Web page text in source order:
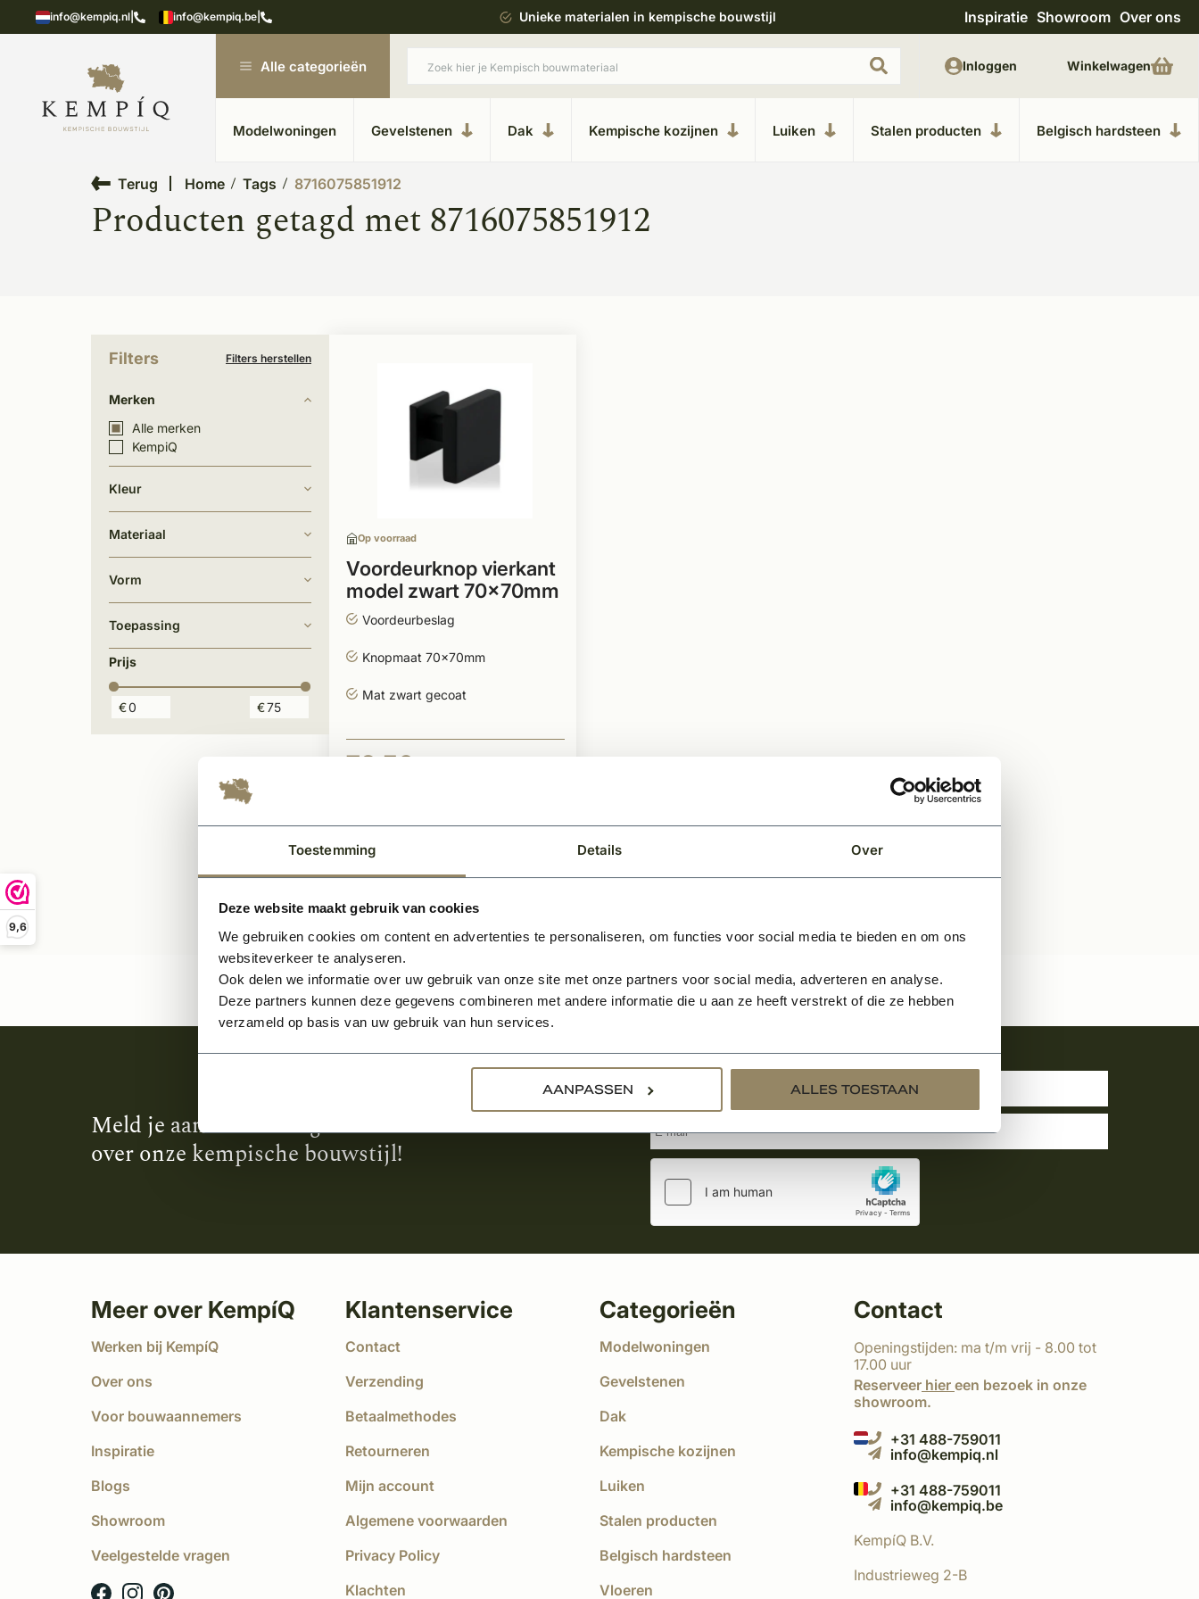
Toestemming Details Over
Deze website maakt gebruik van cookies
We gebruiken cookies om content en advertenties te personaliseren, om functies voor social media te bieden en om ons
websiteverkeer te analyseren.
Ook delen we informatie over uw gebruik van onze site met onze partners voor social media, adverteren en analyse.
Deze partners kunnen deze gegevens combineren met andere informatie die u aan ze heeft verstrekt of die ze hebben
verzameld op basis van uw gebruik van hun services.
AANPASSEN ALLES TOESTAAN
9,6
info@kempiq.nl info@kempiq.be
20 jaar ervaring Uitgebreide showroom in Kesteren Unieke materialen in kempische bouwstijl Meer dan 20 jaar ervaring
Inspiratie Showroom Over ons
Alle categorieën
Modelwoningen Gevelstenen Dak Kempische kozijnen Luiken Stalen producten Belgisch hardsteen
Inloggen Winkelwagen
Terug Home Tags 8716075851912
Producten getagd met 8716075851912
Filters Filters herstellen
Merken
Alle merken
KempiQ
Kleur
Materiaal
Vorm
Toepassing
Prijs
€ €
Op voorraad
Voordeurknop vierkant
model zwart 70x70mm
Voordeurbeslag
Knopmaat 70x70mm
Mat zwart gecoat
73,50
Meld je aan en ontvang het laatste nieuws
over onze kempische bouwstijl!
Aanmelden voor de nieuwsbrief
Meer over KempíQ
Werken bij KempíQ
Over ons
Voor bouwaannemers
Inspiratie
Blogs
Showroom
Veelgestelde vragen
Klantenservice
Contact
Verzending
Betaalmethodes
Retourneren
Mijn account
Algemene voorwaarden
Privacy Policy
Klachten
Categorieën
Modelwoningen
Gevelstenen
Dak
Kempische kozijnen
Luiken
Stalen producten
Belgisch hardsteen
Vloeren
Contact
Openingstijden: ma t/m vrij - 8.00 tot
17.00 uur
Reserveer hier een bezoek in onze
showroom.
+31 488-759011
info@kempiq.nl
+31 488-759011
info@kempiq.be
KempíQ B.V.
Industrieweg 2-B